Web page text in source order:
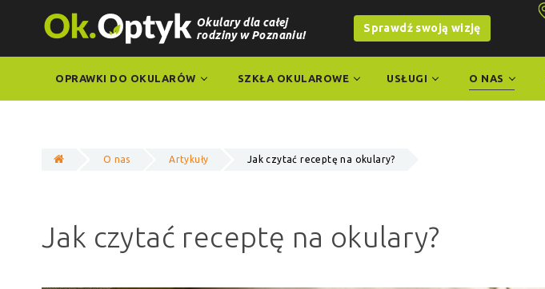
Okulary dla całej
rodziny w Poznaniu!
Sprawdź swoją wizję
OPRAWKI DO OKULARÓW SZKŁA OKULAROWE USŁUGI O NAS
O nas Artykuły Jak czytać receptę na okulary?
Jak czytać receptę na okulary?